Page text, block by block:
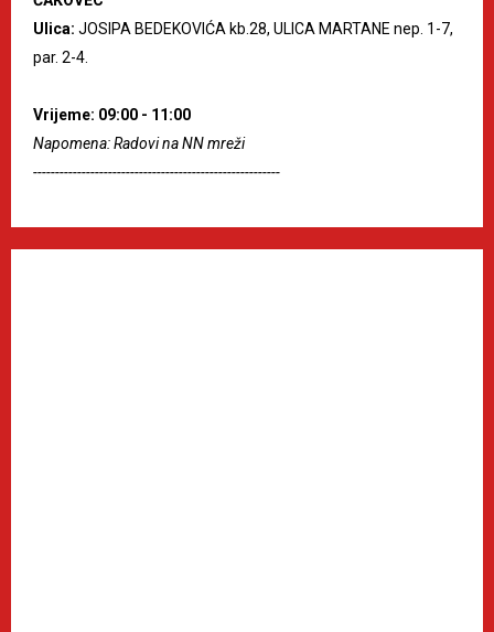
Ulica: JOSIPA BEDEKOVIĆA kb.28, ULICA MARTANE nep. 1-7,
par. 2-4.
Vrijeme: 09:00 - 11:00
Napomena: Radovi na NN mreži
--------------------------------------------------------